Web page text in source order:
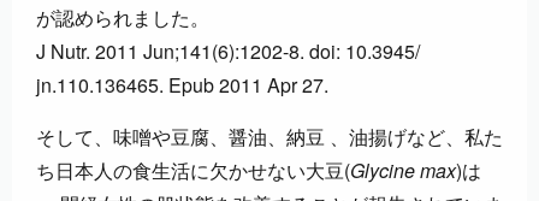
が認められました。
J Nutr. 2011 Jun;141(6):1202-8. doi: 10.3945/
jn.110.136465. Epub 2011 Apr 27.
そして、味噌や豆腐、醤油、納豆 、油揚げなど、私た
ち日本人の食生活に欠かせない大豆(Glycine max)は